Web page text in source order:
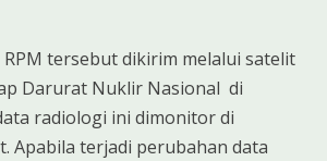
RPM tersebut dikirim melalui satelit
Darurat Nuklir Nasional di
radiologi ini dimonitor di
Apabila terjadi perubahan data